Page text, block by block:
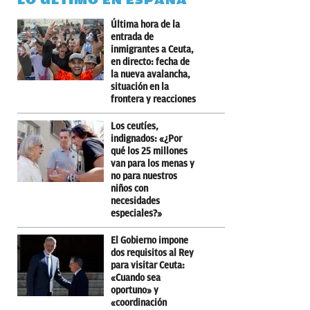
Última hora de la
entrada de
inmigrantes a Ceuta,
en directo: fecha de
la nueva avalancha,
situación en la
frontera y reacciones
Los ceutíes,
indignados: «¿Por
qué los 25 millones
van para los menas y
no para nuestros
niños con
necesidades
especiales?»
El Gobierno impone
dos requisitos al Rey
para visitar Ceuta:
«Cuando sea
oportuno» y
«coordinación